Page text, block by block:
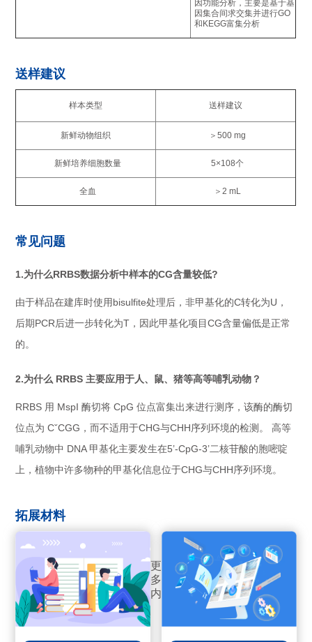
因功能分析，主要是基于基
因集合间求交集并进行GO
和KEGG富集分析
送样建议
样本类型 送样建议
新鲜动物组织 ＞500 mg
新鲜培养细胞数量 5×108个
全血 ＞2 mL
常见问题
1.为什么RRBS数据分析中样本的CG含量较低?
由于样品在建库时使用bisulfite处理后，非甲基化的C转化为U，
后期PCR后进一步转化为T，因此甲基化项目CG含量偏低是正常
的。
2.为什么 RRBS 主要应用于人、鼠、猪等高等哺乳动物？
RRBS 用 MspI 酶切将 CpG 位点富集出来进行测序，该酶的酶切
位点为 CˇCGG，而不适用于CHG与CHH序列环境的检测。 高等
哺乳动物中 DNA 甲基化主要发生在5’-CpG-3’二核苷酸的胞嘧啶
上，植物中许多物种的甲基化信息位于CHG与CHH序列环境。
拓展材料
更
多
内